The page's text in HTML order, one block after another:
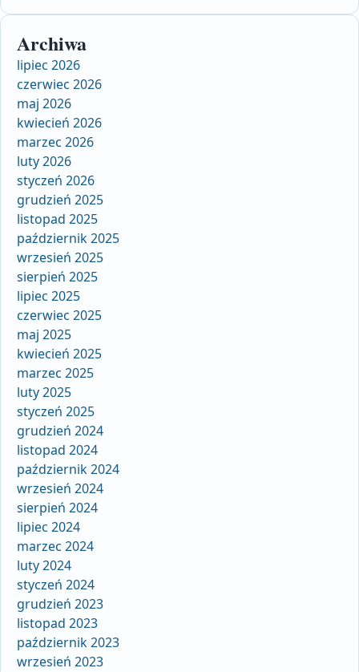
Archiwa
lipiec 2026
czerwiec 2026
maj 2026
kwiecień 2026
marzec 2026
luty 2026
styczeń 2026
grudzień 2025
listopad 2025
październik 2025
wrzesień 2025
sierpień 2025
lipiec 2025
czerwiec 2025
maj 2025
kwiecień 2025
marzec 2025
luty 2025
styczeń 2025
grudzień 2024
listopad 2024
październik 2024
wrzesień 2024
sierpień 2024
lipiec 2024
marzec 2024
luty 2024
styczeń 2024
grudzień 2023
listopad 2023
październik 2023
wrzesień 2023